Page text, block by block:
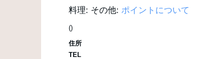
料理: その他: ポイントについて
()
住所
TEL